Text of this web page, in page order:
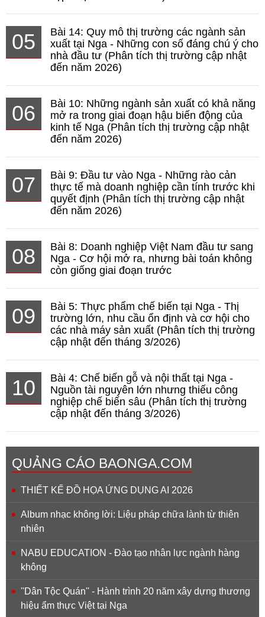
05
Bài 14: Quy mô thị trường các ngành sản
xuất tại Nga - Những con số đáng chú ý cho
nhà đầu tư (Phân tích thị trường cập nhật
đến năm 2026)
06
Bài 10: Những ngành sản xuất có khả năng
mở ra trong giai đoạn hậu biến động của
kinh tế Nga (Phân tích thị trường cập nhật
đến năm 2026)
07
Bài 9: Đầu tư vào Nga - Những rào cản
thực tế mà doanh nghiệp cần tính trước khi
quyết định (Phân tích thị trường cập nhật
đến năm 2026)
08
Bài 8: Doanh nghiệp Việt Nam đầu tư sang
Nga - Cơ hội mở ra, nhưng bài toán không
còn giống giai đoạn trước
09
Bài 5: Thực phẩm chế biến tại Nga - Thị
trường lớn, nhu cầu ổn định và cơ hội cho
các nhà máy sản xuất (Phân tích thị trường
cập nhật đến tháng 3/2026)
10
Bài 4: Chế biến gỗ và nội thất tại Nga -
Nguồn tài nguyên lớn nhưng thiếu công
nghiệp chế biến sâu (Phân tích thị trường
cập nhật đến tháng 3/2026)
QUẢNG CÁO BAONGA.COM
THIẾT KẾ ĐỒ HỌA ỨNG DỤNG AI 2026
Album nhạc không lời: Liệu pháp chữa lành từ thiên
nhiên
NABU EDUCATION - Đào tạo nhân lực ngành hàng
không
''Dân Tộc Quán'' - Hành trình 20 năm xây dựng thương
hiệu ẩm thực Việt tại Nga